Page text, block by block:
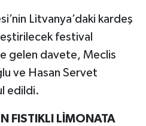
Litvanya’daki kardeş
festival
gelen davete, Meclis
ve Hasan Servet
edildi.
FISTIKLI LİMONATA